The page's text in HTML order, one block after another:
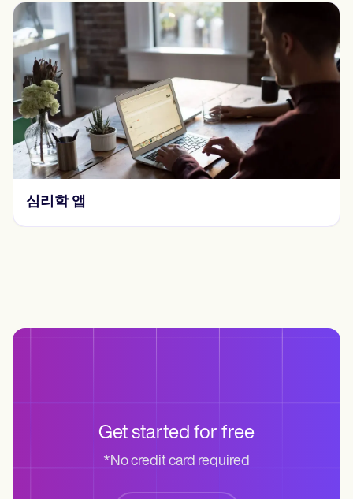
심리학 앱
Get started for free
*No credit card required